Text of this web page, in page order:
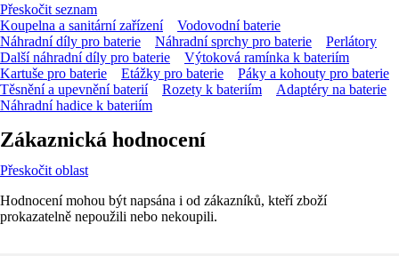
Přeskočit seznam
Koupelna a sanitární zařízení
Vodovodní baterie
Náhradní díly pro baterie
Náhradní sprchy pro baterie
Perlátory
Další náhradní díly pro baterie
Výtoková ramínka k bateriím
Kartuše pro baterie
Etážky pro baterie
Páky a kohouty pro baterie
Těsnění a upevnění baterií
Rozety k bateriím
Adaptéry na baterie
Náhradní hadice k bateriím
Zákaznická hodnocení
Přeskočit oblast
Hodnocení mohou být napsána i od zákazníků, kteří zboží
prokazatelně nepoužili nebo nekoupili.